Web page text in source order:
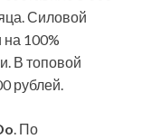
Силовой
на 100%
В топовой
рублей.
. По